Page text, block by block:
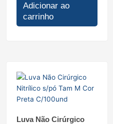
Adicionar ao
carrinho
Luva Não Cirúrgico